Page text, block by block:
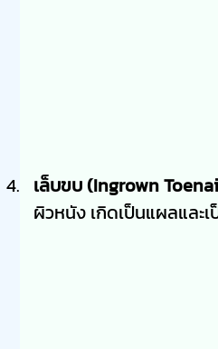
เล็บขบ (Ingrown
ผิวหนัง เกิดเป็นแผลและเ